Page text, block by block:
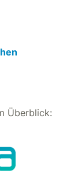
Überblick: